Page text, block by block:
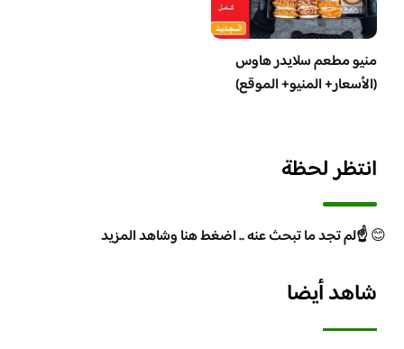
منيو مطعم سلايدر هاوس
(الأسعار+ المنيو+ الموقع)
انتظر لحظة
😊☝️لم تجد ما تبحث عنه .. اضغط هنا وشاهد المزيد
شاهد أيضا